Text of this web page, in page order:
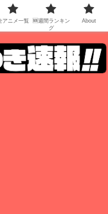
アニメ一覧
🆕週間ランキン
グ
About